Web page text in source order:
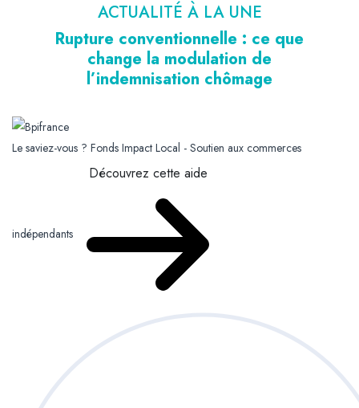
ACTUALITÉ À LA UNE
Rupture conventionnelle : ce que
change la modulation de
l’indemnisation chômage
Le saviez-vous ? Fonds Impact Local - Soutien aux commerces
indépendants
Découvrez cette aide